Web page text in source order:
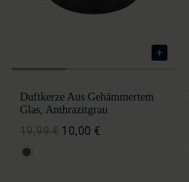
Duftkerze Aus Gehämmertem
Glas, Anthrazitgrau
19,99 € 10,00 €